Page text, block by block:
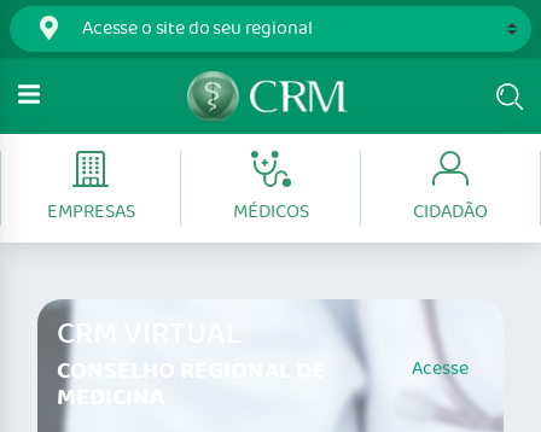
EMPRESAS MÉDICOS CIDADÃO
CRM VIRTUAL
CONSELHO REGIONAL DE
MEDICINA
Acesse